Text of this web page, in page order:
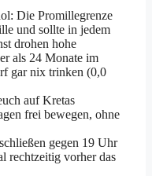
Die Promillegrenze
und sollte in jedem
drohen hohe
als 24 Monate im
gar nix trinken (0,0
auf Kretas
frei bewegen, ohne
gegen 19 Uhr
rechtzeitig vorher das